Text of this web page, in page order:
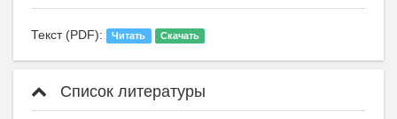
Текст (PDF): Читать Скачать
Список литературы